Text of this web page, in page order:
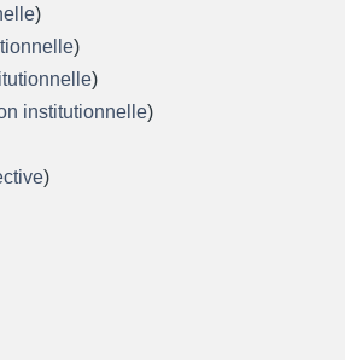
)
)
)
institutionnelle)
)